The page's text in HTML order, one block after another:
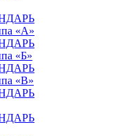
«А»
«Б»
«В»